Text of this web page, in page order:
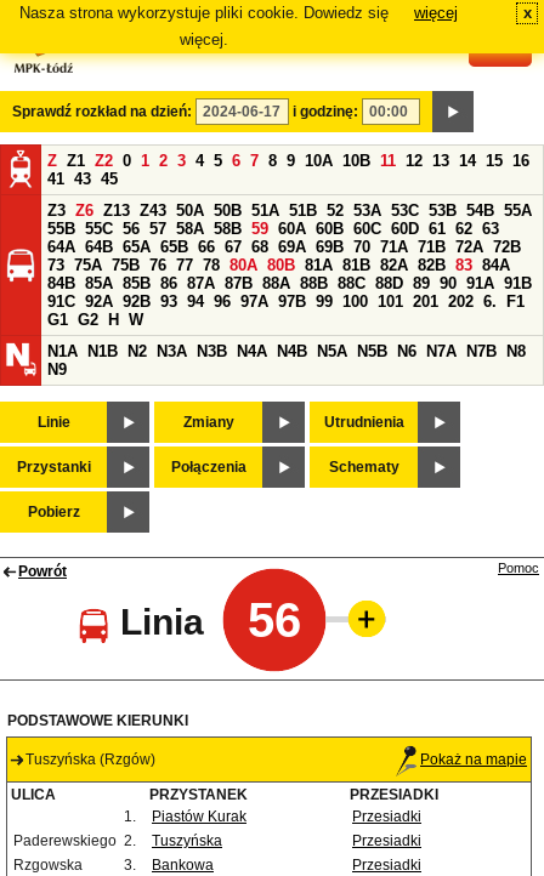
Nasza strona wykorzystuje pliki cookie. Dowiedz się
więcej.
więcej x
Sprawdź rozkład na dzień: i godzinę:
Z Z1 Z2 0 1 2 3 4 5 6 7 8 9 10A 10B 11 12 13 14 15 16
41 43 45
Z3 Z6 Z13 Z43 50A 50B 51A 51B 52 53A 53C 53B 54B 55A
55B 55C 56 57 58A 58B 59 60A 60B 60C 60D 61 62 63
64A 64B 65A 65B 66 67 68 69A 69B 70 71A 71B 72A 72B
73 75A 75B 76 77 78 80A 80B 81A 81B 82A 82B 83 84A
84B 85A 85B 86 87A 87B 88A 88B 88C 88D 89 90 91A 91B
91C 92A 92B 93 94 96 97A 97B 99 100 101 201 202 6.
F1
G1 G2 H
W
N1A
N1B N2 N3A N3B N4A N4B N5A N5B N6 N7A N7B
N8
N9
Linie Zmiany Utrudnienia
Przystanki Połączenia Schematy
Pobierz
Powrót
Linia 56
Pomoc
PODSTAWOWE KIERUNKI
Tuszyńska (Rzgów) Pokaż na mapie
ULICA PRZYSTANEK
PRZESIADKI
1.
Piastów Kurak
Przesiadki
Paderewskiego 2. Tuszyńska
Przesiadki
Rzgowska
3. Bankowa
Przesiadki